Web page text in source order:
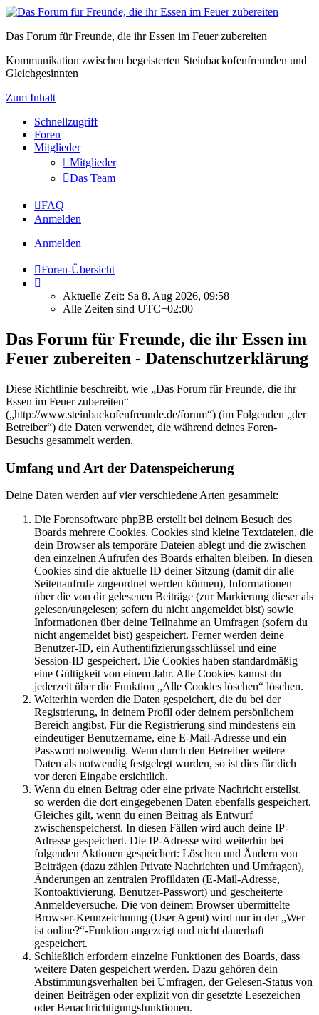
Das Forum für Freunde, die ihr Essen im Feuer zubereiten
Kommunikation zwischen begeisterten Steinbackofenfreunden und
Gleichgesinnten
Zum Inhalt
Schnellzugriff
Foren
Mitglieder
Mitglieder
Das Team
FAQ
Anmelden
Anmelden
Foren-Übersicht
Aktuelle Zeit: Sa 8. Aug 2026, 09:58
Alle Zeiten sind UTC+02:00
Das Forum für Freunde, die ihr Essen im
Feuer zubereiten - Datenschutzerklärung
Diese Richtlinie beschreibt, wie „Das Forum für Freunde, die ihr
Essen im Feuer zubereiten“
(„http://www.steinbackofenfreunde.de/forum“) (im Folgenden „der
Betreiber“) die Daten verwendet, die während deines Foren-
Besuchs gesammelt werden.
Umfang und Art der Datenspeicherung
Deine Daten werden auf vier verschiedene Arten gesammelt:
Die Forensoftware phpBB erstellt bei deinem Besuch des
Boards mehrere Cookies. Cookies sind kleine Textdateien, die
dein Browser als temporäre Dateien ablegt und die zwischen
den einzelnen Aufrufen des Boards erhalten bleiben. In diesen
Cookies sind die aktuelle ID deiner Sitzung (damit dir alle
Seitenaufrufe zugeordnet werden können), Informationen
über die von dir gelesenen Beiträge (zur Markierung dieser als
gelesen/ungelesen; sofern du nicht angemeldet bist) sowie
Informationen über deine Teilnahme an Umfragen (sofern du
nicht angemeldet bist) gespeichert. Ferner werden deine
Benutzer-ID, ein Authentifizierungsschlüssel und eine
Session-ID gespeichert. Die Cookies haben standardmäßig
eine Gültigkeit von einem Jahr. Alle Cookies kannst du
jederzeit über die Funktion „Alle Cookies löschen“ löschen.
Weiterhin werden die Daten gespeichert, die du bei der
Registrierung, in deinem Profil oder deinem persönlichem
Bereich angibst. Für die Registrierung sind mindestens ein
eindeutiger Benutzername, eine E-Mail-Adresse und ein
Passwort notwendig. Wenn durch den Betreiber weitere
Daten als notwendig festgelegt wurden, so ist dies für dich
vor deren Eingabe ersichtlich.
Wenn du einen Beitrag oder eine private Nachricht erstellst,
so werden die dort eingegebenen Daten ebenfalls gespeichert.
Gleiches gilt, wenn du einen Beitrag als Entwurf
zwischenspeicherst. In diesen Fällen wird auch deine IP-
Adresse gespeichert. Die IP-Adresse wird weiterhin bei
folgenden Aktionen gespeichert: Löschen und Ändern von
Beiträgen (dazu zählen Private Nachrichten und Umfragen),
Änderungen an zentralen Profildaten (E-Mail-Adresse,
Kontoaktivierung, Benutzer-Passwort) und gescheiterte
Anmeldeversuche. Die von deinem Browser übermittelte
Browser-Kennzeichnung (User Agent) wird nur in der „Wer
ist online?“-Funktion angezeigt und nicht dauerhaft
gespeichert.
Schließlich erfordern einzelne Funktionen des Boards, dass
weitere Daten gespeichert werden. Dazu gehören dein
Abstimmungsverhalten bei Umfragen, der Gelesen-Status von
deinen Beiträgen oder explizit von dir gesetzte Lesezeichen
oder Benachrichtigungsfunktionen.